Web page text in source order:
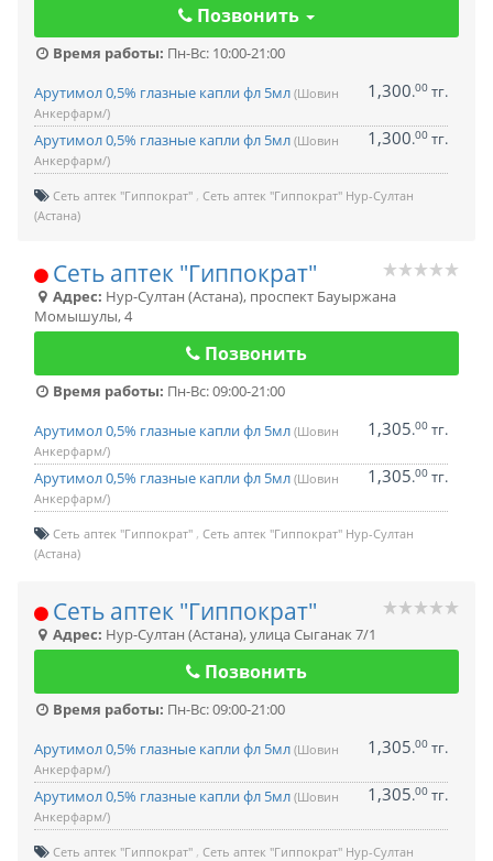
Позвонить
Время работы: Пн-Вс: 10:00-21:00
Арутимол 0,5% глазные капли фл 5мл (Шовин
Анкерфарм/)
1,300.00 тг.
Арутимол 0,5% глазные капли фл 5мл (Шовин
Анкерфарм/)
1,300.00 тг.
Сеть аптек "Гиппократ" Сеть аптек "Гиппократ" Нур-Султан
(Астана)
Сеть аптек "Гиппократ"
Адрес: Нур-Султан (Астана), проспект Бауыржана
Момышулы, 4
Позвонить
Время работы: Пн-Вс: 09:00-21:00
Арутимол 0,5% глазные капли фл 5мл (Шовин
Анкерфарм/)
1,305.00 тг.
Арутимол 0,5% глазные капли фл 5мл (Шовин
Анкерфарм/)
1,305.00 тг.
Сеть аптек "Гиппократ" Сеть аптек "Гиппократ" Нур-Султан
(Астана)
Сеть аптек "Гиппократ"
Адрес: Нур-Султан (Астана),улица Сыганак 7/1
Позвонить
Время работы: Пн-Вс: 09:00-21:00
Арутимол 0,5% глазные капли фл 5мл (Шовин
Анкерфарм/)
1,305.00 тг.
Арутимол 0,5% глазные капли фл 5мл (Шовин
Анкерфарм/)
1,305.00 тг.
Сеть аптек "Гиппократ" Сеть аптек "Гиппократ" Нур-Султан